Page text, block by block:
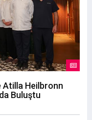
Atilla Heilbronn
Buluştu